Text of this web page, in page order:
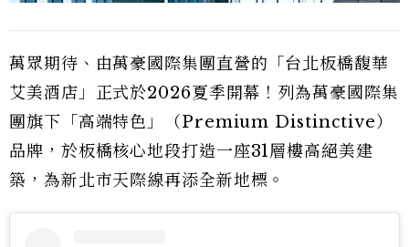
萬眾期待、由萬豪國際集團直營的「台北板橋馥華
艾美酒店」正式於2026夏季開幕！列為萬豪國際集
團旗下「高端特色」（Premium Distinctive）
品牌，於板橋核心地段打造一座31層樓高絕美建
築，為新北市天際線再添全新地標。